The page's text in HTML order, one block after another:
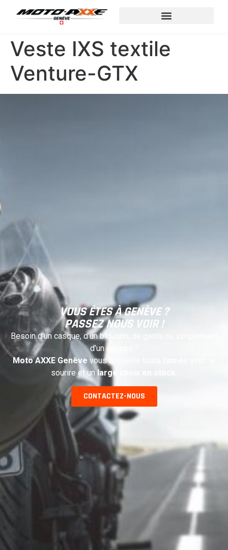
Veste IXS textile
Venture-GTX
VOUS ÊTES À GENÈVE ?
PASSEZ NOUS VOIR !
Besoin d’un casque, d’un blouson, de gants ou simplement
d’un conseil ?
Moto AXXE Genève vous accueille toute l’année avec le
sourire et unlarge choix en stock
CONTACTEZ-NOUS